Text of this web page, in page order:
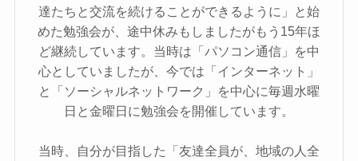
達たちと交流を続けることができるように」と始
めた勉強会が、途中休みもしましたがもう15年ほ
ど継続しています。当時は「パソコン通信」を中
心としていましたが、今では「インターネット」
と「ソーシャルネットワーク」を中心に毎週水曜
日と金曜日に勉強会を開催しています。
当時、自分が目指した「友達全員が、地域の人全